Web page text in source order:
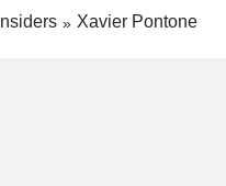
Insiders Xavier Pontone